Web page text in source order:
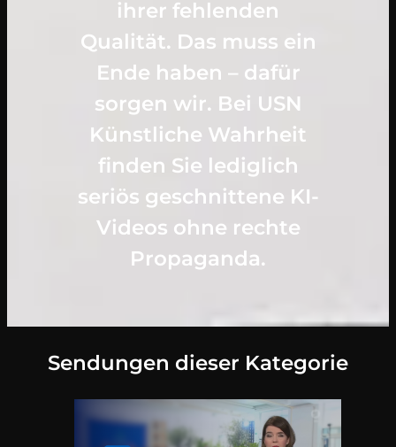
ihrer fehlenden
Qualität. Das muss ein
Ende haben – dafür
sorgen wir. Bei USN
Künstliche Wahrheit
finden Sie lediglich
seriös geschnittene KI-
Videos ohne rechte
Propaganda.
Sendungen dieser Kategorie